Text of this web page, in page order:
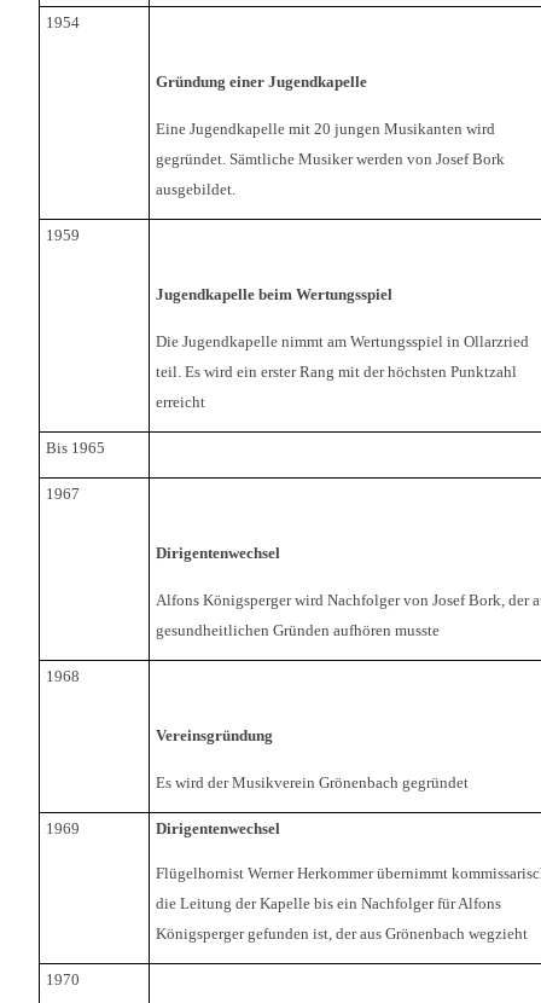
1954
Gründung einer Jugendkapelle
Eine Jugendkapelle mit 20 jungen Musikanten wird
gegründet. Sämtliche Musiker werden von Josef Bork
ausgebildet.
1959
Jugendkapelle beim Wertungsspiel
Die Jugendkapelle nimmt am Wertungsspiel in Ollarzried
teil. Es wird ein erster Rang mit der höchsten Punktzahl
erreicht
Bis 1965
1967
Dirigentenwechsel
Alfons Königsperger wird Nachfolger von Josef Bork, der
gesundheitlichen Gründen aufhören musste
1968
Vereinsgründung
Es wird der Musikverein Grönenbach gegründet
1969 Dirigentenwechsel
Flügelhornist Werner Herkommer übernimmt
die Leitung der Kapelle bis ein Nachfolger für Alfons
Königsperger gefunden ist, der aus Grönenbach wegzieht
1970